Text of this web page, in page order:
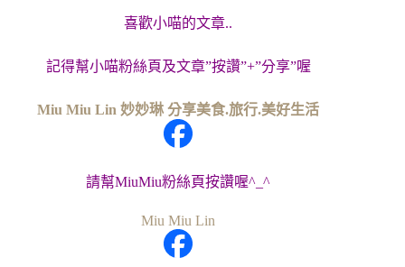
喜歡小喵的文章..
記得幫小喵粉絲頁及文章”按讚”+”分享”喔
Miu Miu Lin 妙妙琳 分享美食.旅行.美好生活
請幫MiuMiu粉絲頁按讚喔^_^
Miu Miu Lin